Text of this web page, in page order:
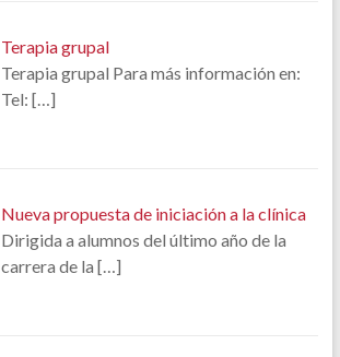
Terapia grupal
Terapia grupal Para más información en:
Tel: […]
Nueva propuesta de iniciación a la clínica
Dirigida a alumnos del último año de la
carrera de la […]